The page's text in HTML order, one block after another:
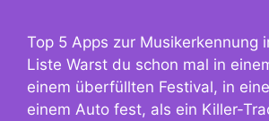
Top 5 Apps zur Musikerkennung
Liste Warst du schon mal in
einem überfüllten Festival, in
einem Auto fest, als ein Killer-